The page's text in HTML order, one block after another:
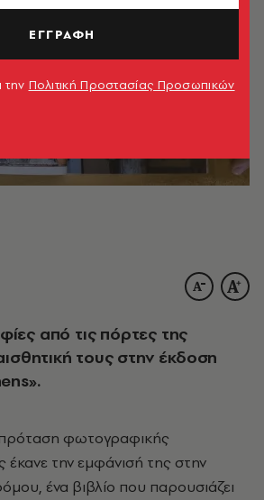
από τις πόρτες της
τους στην έκδοση
φωτογραφικής
έκανε την εμφάνισή της στην
ένα βιβλίο που παρουσιάζει
ΕΓΓΡΑΦΗ
την Πολιτική Προστασίας Προσωπικών